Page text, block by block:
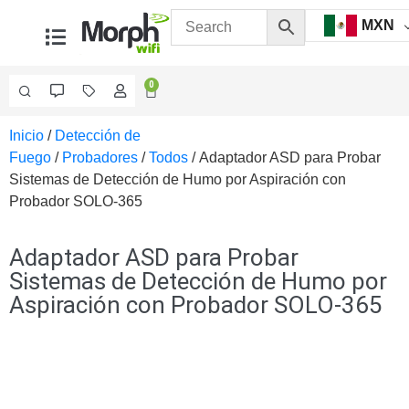
MXN
0
Videovigilancia
Accesorios
Generales
Accesorios
Fibra
Accesorios
para
Computadora
y
Inicio / Detección de
Fuego / Probadores /Todos / Adaptador ASD para Probar
Sistemas de Detección de Humo por Aspiración con
Probador SOLO-365
Adaptador ASD para Probar
Sistemas de Detección de Humo por
Aspiración con Probador SOLO-365